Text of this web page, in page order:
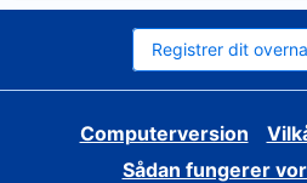
Registrer dit
Computerversion
Sådan fungerer